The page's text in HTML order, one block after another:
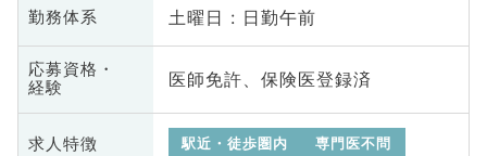
勤務体系 土曜日 : 日勤午前
応募資格・
経験
医師免許、保険医登録済
求人特徴 駅近・徒歩圏内 専門医不問